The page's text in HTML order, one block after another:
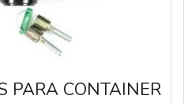
PARA CONTAINER